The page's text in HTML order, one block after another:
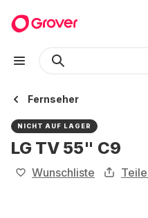
Fernseher
NICHT AUF LAGER
LG TV 55" C9
Wunschliste